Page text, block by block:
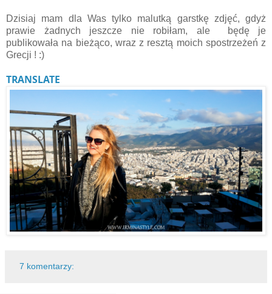
Dzisiaj mam dla Was tylko malutką garstkę zdjęć, gdyż
prawie żadnych jeszcze nie robiłam, ale będę je
publikowała na bieżąco, wraz z resztą moich spostrzeżeń z
Grecji ! :)
TRANSLATE
7 komentarzy: